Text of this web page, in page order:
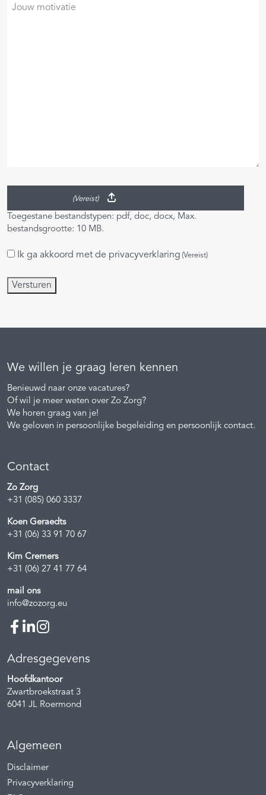
(Vereist)
Toegestane bestandstypen: pdf, doc, docx, Max.
bestandsgrootte: 10 MB.
Instemming
Ik ga akkoord met de privacyverklaring (Vereist)
Versturen
We willen je graag leren kennen
Benieuwd naar onze vacatures?
Of wil je meer weten over Zo Zorg?
We horen graag van je!
We geloven in persoonlijke begeleiding en persoonlijk contact.
Contact
Zo Zorg
+31 (085) 060 3337
Koen Geraedts
+31 (06) 33 91 70 67
Kim Cremers
+31 (06) 27 41 77 64
mail ons
info@zozorg.eu
Adresgegevens
Hoofdkantoor
Zwartbroekstraat 3
6041 JL Roermond
Algemeen
Disclaimer
Privacyverklaring